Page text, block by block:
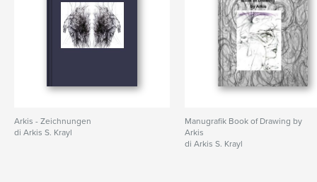
Arkis - Zeichnungen
di Arkis S. Krayl
Manugrafik Book of Drawing by
Arkis
di Arkis S. Krayl